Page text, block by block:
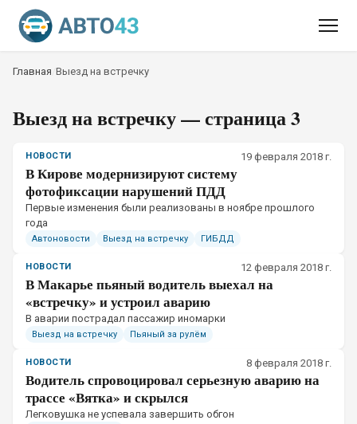
Главная Выезд на встречку
Выезд на встречку— страница 3
НОВОСТИ 19 февраля 2018 г.
В Кирове модернизируют систему
фотофиксации нарушений ПДД
Первые изменения были реализованы в ноябре прошлого
года
Автоновости Выезд на встречку ГИБДД
НОВОСТИ 12 февраля 2018 г.
В Макарье пьяный водитель выехал на
«встречку» и устроил аварию
В аварии пострадал пассажир иномарки
Выезд на встречку Пьяный за рулём
НОВОСТИ 8 февраля 2018 г.
Водитель спровоцировал серьезную аварию на
трассе «Вятка» и скрылся
Легковушка не успевала завершить обгон